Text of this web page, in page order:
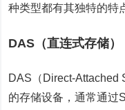
种类型都有其独特的特
DAS（直连式存储）
DAS（Direct-Attached
的存储设备，通常通过